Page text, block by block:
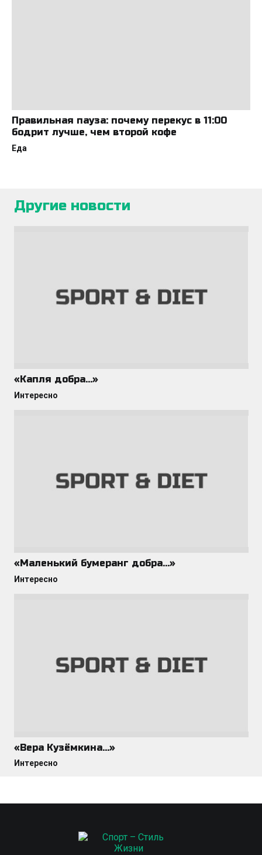
Правильная пауза: почему перекус в 11:00
бодрит лучше, чем второй кофе
Еда
Другие новости
«Капля добра…»
Интересно
«Маленький бумеранг добра…»
Интересно
«Вера Кузёмкина…»
Интересно